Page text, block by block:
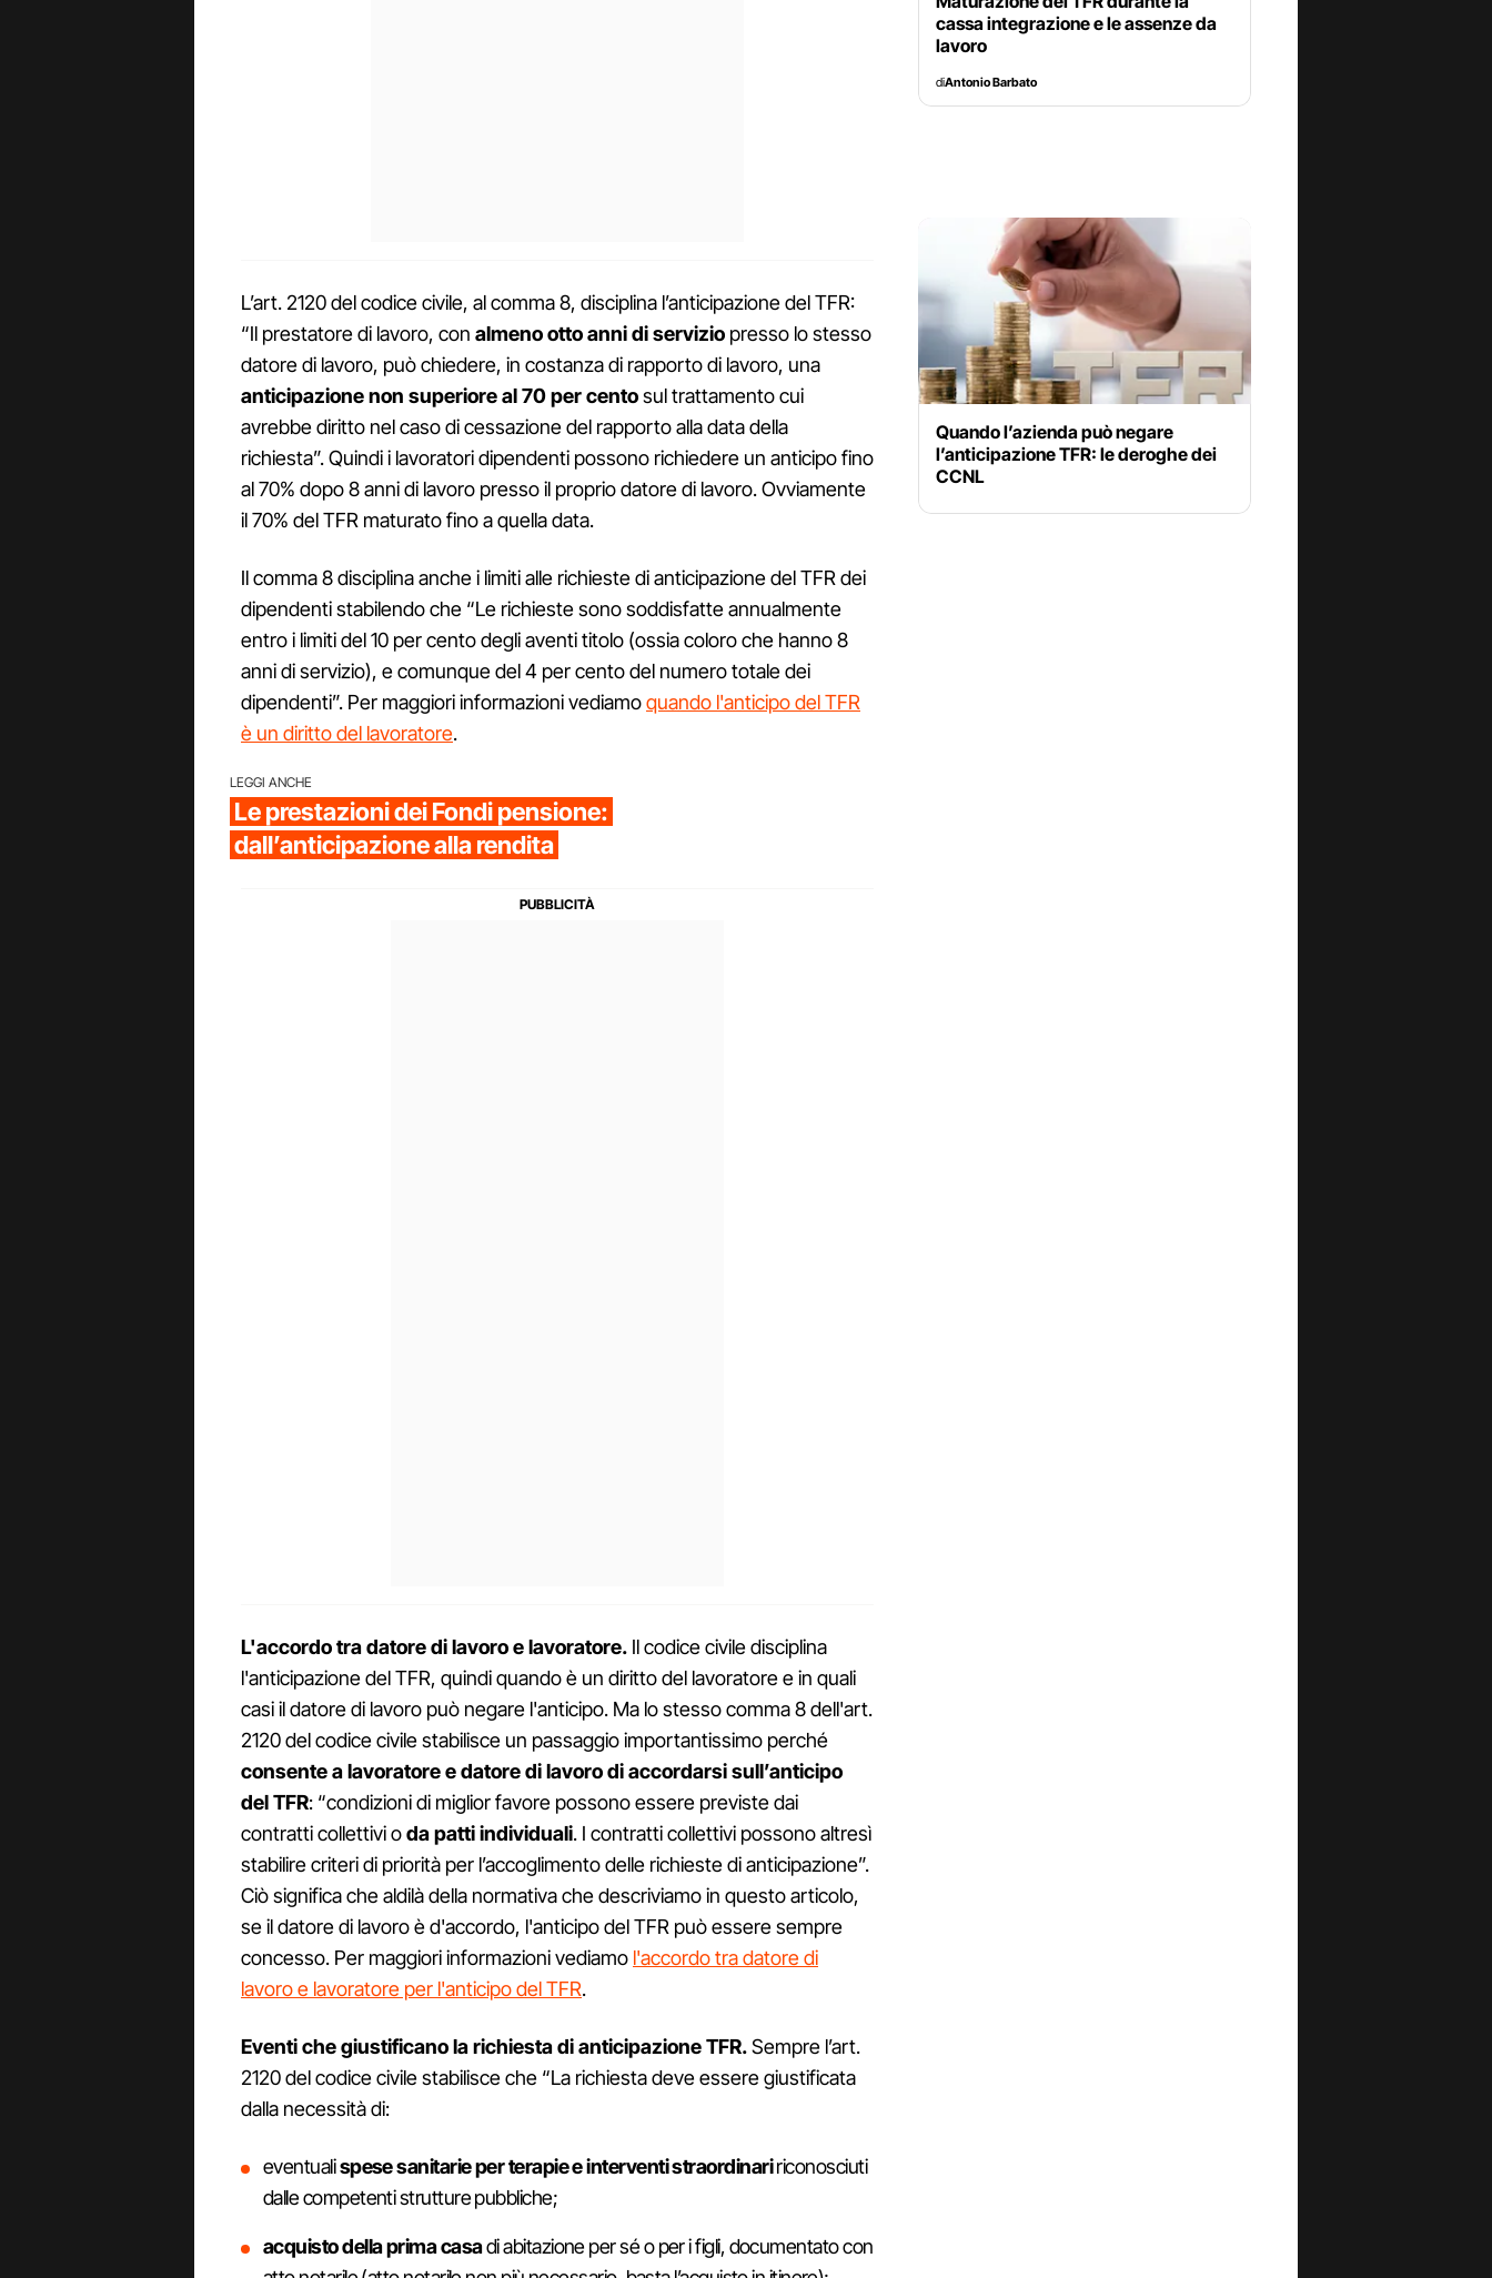
L’art. 2120 del codice civile, al comma 8, disciplina l’anticipazione del TFR:
“Il prestatore di lavoro, con almeno otto anni di servizio presso lo stesso
datore di lavoro, può chiedere, in costanza di rapporto di lavoro, una
anticipazione non superiore al 70 per centosul trattamento cui
avrebbe diritto nel caso di cessazione del rapporto alla data della
richiesta”. Quindi i lavoratori dipendenti possono richiedere un anticipo fino
al 70% dopo 8 anni di lavoro presso il proprio datore di lavoro. Ovviamente
il 70% del TFR maturato fino a quella data.
Il comma 8 disciplina anche i limiti alle richieste di anticipazione del TFR dei
dipendenti stabilendo che “Le richieste sono soddisfatte annualmente
entro i limiti del 10 per cento degli aventi titolo (ossia coloro che hanno 8
anni di servizio), e comunque del 4 per cento del numero totale dei
dipendenti”. Per maggiori informazioni vediamoquando l'anticipo del TFR
è un diritto del lavoratore.
LEGGI ANCHE
Le prestazioni dei Fondi pensione:
dall’anticipazione alla rendita
L'accordo tra datore di lavoro e lavoratore. Il codice civile disciplina
l'anticipazione del TFR, quindi quando è un diritto del lavoratore e in quali
casi il datore di lavoro può negare l'anticipo. Ma lo stesso comma 8 dell'art.
2120 del codice civile stabilisce un passaggio importantissimo perché
consente a lavoratore e datore di lavoro di accordarsi sull’anticipo
del TFR: “condizioni di miglior favore possono essere previste dai
contratti collettivi oda patti individuali. I contratti collettivi possono altresì
stabilire criteri di priorità per l’accoglimento delle richieste di anticipazione”.
Ciò significa che aldilà della normativa che descriviamo in questo articolo,
se il datore di lavoro è d'accordo, l'anticipo del TFR può essere sempre
concesso. Per maggiori informazioni vediamo l'accordo tra datore di
lavoro e lavoratore per l'anticipo del TFR.
Eventi che giustificano la richiesta di anticipazione TFR.Sempre l’art.
2120 del codice civile stabilisce che “La richiesta deve essere giustificata
dalla necessità di:
eventualispese sanitarie per terapie e interventi straordinaririconosciuti
dalle competenti strutture pubbliche;
acquisto della prima casadi abitazione per sé o per i figli, documentato con
cassa integrazione e le assenze da
lavoro
diAntonio Barbato
Quando l’azienda può negare
l’anticipazione TFR: le deroghe dei
CCNL